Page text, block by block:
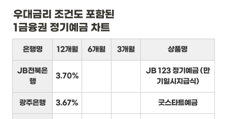
우대금리 조건도 포함된
1금융권 정기예금 차트
은행명 12개월 6개월 3개월 상품명
JB전북은
행
3.70%
JB 123 정기예금 (만
기일시지급식)
광주은행 3.67% 굿스타트예금